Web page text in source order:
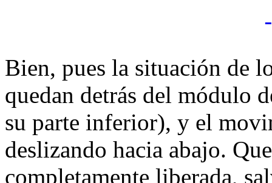
Bien, pues la situación de
quedan detrás del módulo
su parte inferior), y el
deslizando hacia abajo.
completamente liberada,